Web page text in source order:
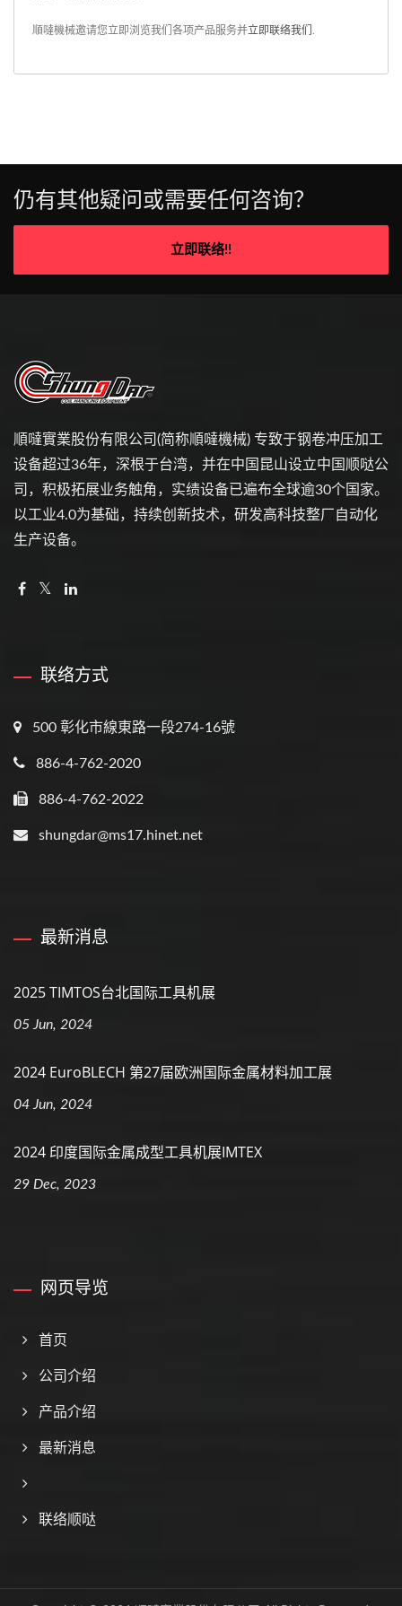
順噠機械邀请您立即浏览我们各项产品服务并立即联络我们
仍有其他疑问或需要任何咨询？
立即联络!!
順噠實業股份有限公司(简称順噠機械) 专致于钢卷冲压加工
设备超过36年，深根于台湾，并在中国昆山设立中国顺哒公
司，积极拓​​展业务触角，实绩设备已遍布全球逾30个国家。
以工业4.0为基础，持续创新技术，研发高科技整厂自动化
生产设备。
联络方式
500 彰化市線東路一段274-16號
886-4-762-2020
886-4-762-2022
shungdar@ms17.hinet.net
最新消息
2025 TIMTOS台北国际工具机展
05 Jun, 2024
2024 EuroBLECH 第27届欧洲国际金属材料加工展
04 Jun, 2024
2024 印度国际金属成型工具机展IMTEX
29 Dec, 2023
网页导览
首页
公司介绍
产品介绍
最新消息
联络顺哒